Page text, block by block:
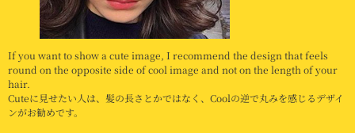
If you want to show a cute image, I recommend the design that feels
round on the opposite side of cool image and not on the length of your
hair.
Cuteに見せたい人は、髪の長さとかではなく、Coolの逆で丸みを感じるデザイ
ンがお勧めです。